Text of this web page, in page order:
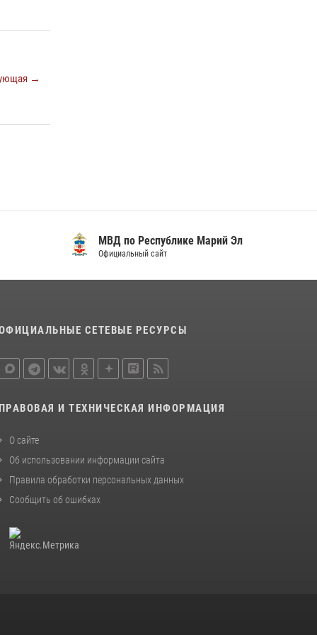
→
МВД по Республике Марий Эл
Официальный сайт
СЕТЕВЫЕ РЕСУРСЫ
ПРАВОВАЯ И ТЕХНИЧЕСКАЯ ИНФОРМАЦИЯ
О сайте
Об использовании информации сайта
Правила обработки персональных данных
Сообщить об ошибках